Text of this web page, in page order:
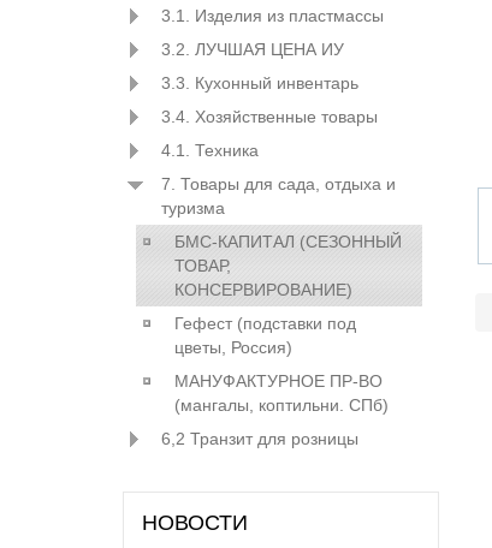
3.1. Изделия из пластмассы
3.2. ЛУЧШАЯ ЦЕНА ИУ
3.3. Кухонный инвентарь
3.4. Хозяйственные товары
4.1. Техника
7. Товары для сада, отдыха и
туризма
БМС-КАПИТАЛ (СЕЗОННЫЙ
ТОВАР,
КОНСЕРВИРОВАНИЕ)
Гефест (подставки под
цветы, Россия)
МАНУФАКТУРНОЕ ПР-ВО
(мангалы, коптильни. СПб)
6,2 Транзит для розницы
НОВОСТИ